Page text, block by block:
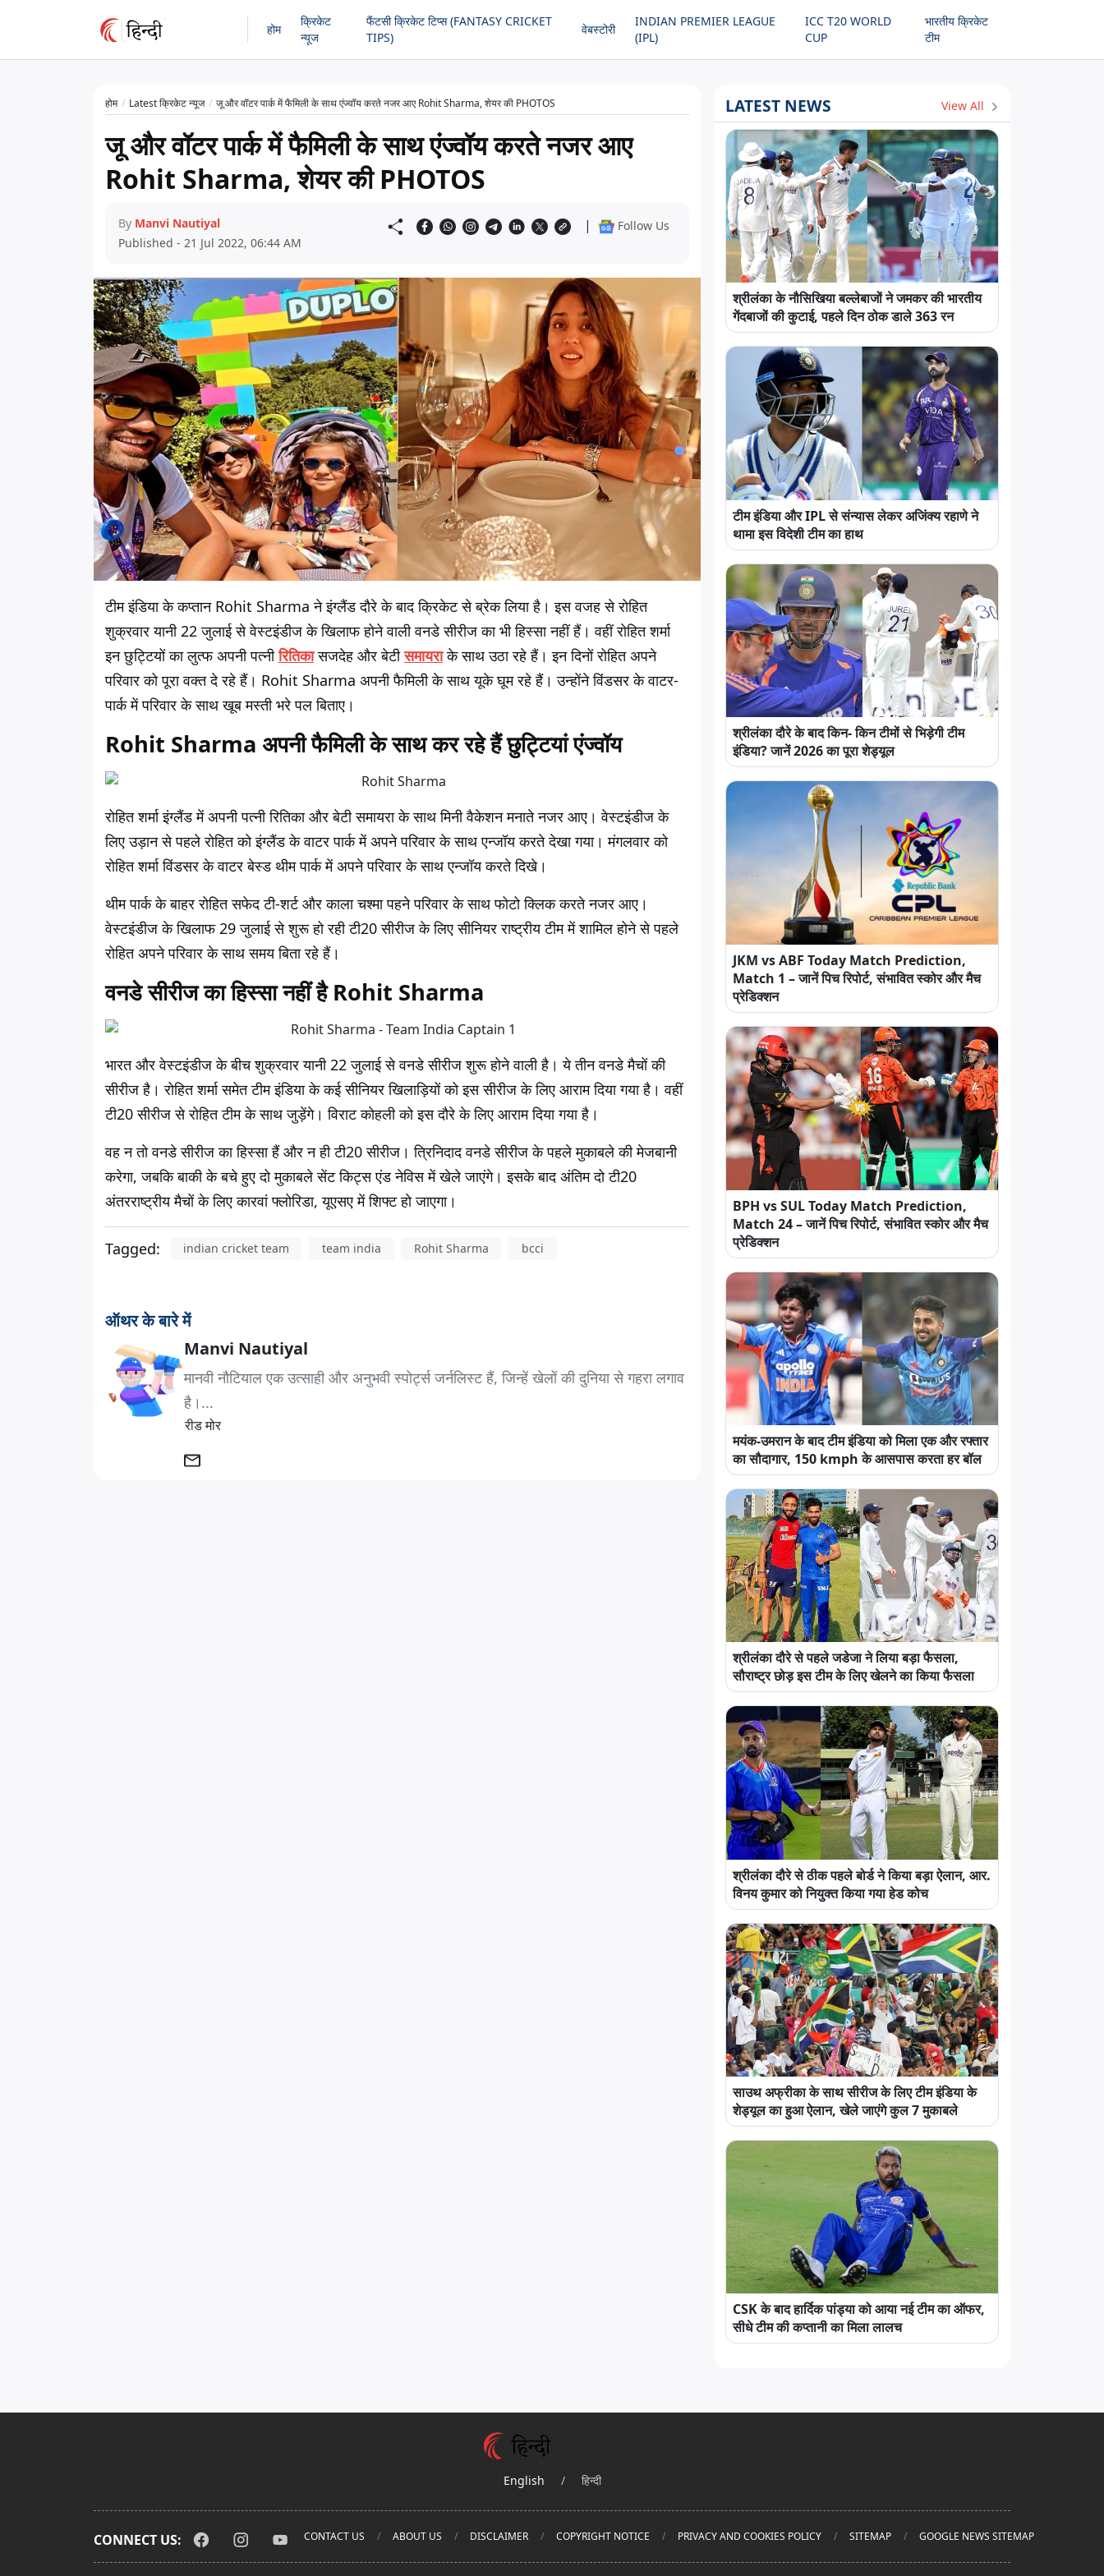
होम
क्रिकेट
न्यूज
फैंटसी क्रिकेट टिप्स (FANTASY CRICKET
TIPS)
वेबस्टोरी
INDIAN PREMIER LEAGUE
(IPL)
ICC T20 WORLD
CUP
भारतीय क्रिकेट
टीम
होम Latest क्रिकेट न्यूज जू और वॉटर पार्क में फैमिली के साथ एंज्वॉय करते नजर आए Rohit Sharma, शेयर की PHOTOS
जू और वॉटर पार्क में फैमिली के साथ एंज्वॉय करते नजर आए
Rohit Sharma, शेयर की PHOTOS
By Manvi Nautiyal
Published - 21 Jul 2022, 06:44 AM
| Follow Us
टीम इंडिया के कप्तान Rohit Sharma ने इंग्लैंड दौरे के बाद क्रिकेट से ब्रेक लिया है। इस वजह से रोहित
शुक्रवार यानी 22 जुलाई से वेस्टइंडीज के खिलाफ होने वाली वनडे सीरीज का भी हिस्सा नहीं हैं। वहीं रोहित शर्मा
इन छुट्टियों का लुत्फ अपनी पत्नीरितिकासजदेह और बेटीसमायराके साथ उठा रहे हैं। इन दिनों रोहित अपने
परिवार को पूरा वक्त दे रहे हैं। Rohit Sharma अपनी फैमिली के साथ यूके घूम रहे हैं। उन्होंने विंडसर के वाटर-
पार्क में परिवार के साथ खूब मस्ती भरे पल बिताए।
Rohit Sharma अपनी फैमिली के साथ कर रहे हैं छुट्टियां एंज्वॉय
रोहित शर्मा इंग्लैंड में अपनी पत्नी रितिका और बेटी समायरा के साथ मिनी वैकेशन मनाते नजर आए। वेस्टइंडीज के
लिए उड़ान से पहले रोहित को इंग्लैंड के वाटर पार्क में अपने परिवार के साथ एन्जॉय करते देखा गया। मंगलवार को
रोहित शर्मा विंडसर के वाटर बेस्ड थीम पार्क में अपने परिवार के साथ एन्जॉय करते दिखे।
थीम पार्क के बाहर रोहित सफेद टी-शर्ट और काला चश्मा पहने परिवार के साथ फोटो क्लिक करते नजर आए।
वेस्टइंडीज के खिलाफ 29 जुलाई से शुरू हो रही टी20 सीरीज के लिए सीनियर राष्ट्रीय टीम में शामिल होने से पहले
रोहित अपने परिवार के साथ समय बिता रहे हैं।
वनडे सीरीज का हिस्सा नहीं है Rohit Sharma
भारत और वेस्टइंडीज के बीच शुक्रवार यानी 22 जुलाई से वनडे सीरीज शुरू होने वाली है। ये तीन वनडे मैचों की
सीरीज है। रोहित शर्मा समेत टीम इंडिया के कई सीनियर खिलाड़ियों को इस सीरीज के लिए आराम दिया गया है। वहीं
टी20 सीरीज से रोहित टीम के साथ जुड़ेंगे। विराट कोहली को इस दौरे के लिए आराम दिया गया है।
वह न तो वनडे सीरीज का हिस्सा हैं और न ही टी20 सीरीज। त्रिनिदाद वनडे सीरीज के पहले मुकाबले की मेजबानी
करेगा, जबकि बाकी के बचे हुए दो मुकाबले सेंट किट्स एंड नेविस में खेले जाएंगे। इसके बाद अंतिम दो टी20
अंतरराष्ट्रीय मैचों के लिए कारवां फ्लोरिडा, यूएसए में शिफ्ट हो जाएगा।
Tagged: indian cricket team team india Rohit Sharma bcci
ऑथर के बारे में
Manvi Nautiyal
मानवी नौटियाल एक उत्साही और अनुभवी स्पोर्ट्स जर्नलिस्ट हैं, जिन्हें खेलों की दुनिया से गहरा लगाव
है।...
रीड मोर
LATEST NEWS View All
श्रीलंका के नौसिखिया बल्लेबाजों ने जमकर की भारतीय
गेंदबाजों की कुटाई, पहले दिन ठोक डाले 363 रन
टीम इंडिया और IPL से संन्यास लेकर अजिंक्य रहाणे ने
थामा इस विदेशी टीम का हाथ
श्रीलंका दौरे के बाद किन- किन टीमों से भिड़ेगी टीम
इंडिया? जानें 2026 का पूरा शेड्यूल
JKM vs ABF Today Match Prediction,
Match 1 – जानें पिच रिपोर्ट, संभावित स्कोर और मैच
प्रेडिक्शन
BPH vs SUL Today Match Prediction,
Match 24 – जानें पिच रिपोर्ट, संभावित स्कोर और मैच
प्रेडिक्शन
मयंक-उमरान के बाद टीम इंडिया को मिला एक और रफ्तार
का सौदागार, 150 kmph के आसपास करता हर बॉल
श्रीलंका दौरे से पहले जडेजा ने लिया बड़ा फैसला,
सौराष्ट्र छोड़ इस टीम के लिए खेलने का किया फैसला
श्रीलंका दौरे से ठीक पहले बोर्ड ने किया बड़ा ऐलान, आर.
विनय कुमार को नियुक्त किया गया हेड कोच
साउथ अफ्रीका के साथ सीरीज के लिए टीम इंडिया के
शेड्यूल का हुआ ऐलान, खेले जाएंगे कुल 7 मुकाबले
CSK के बाद हार्दिक पांड्या को आया नई टीम का ऑफर,
सीधे टीम की कप्तानी का मिला लालच
English / हिन्दी
CONNECT US: CONTACT US ABOUT US DISCLAIMER COPYRIGHT NOTICE PRIVACY AND COOKIES POLICY SITEMAP GOOGLE NEWS SITEMAP